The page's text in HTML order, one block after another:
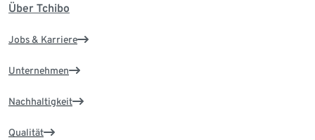
Über Tchibo
Jobs & Karriere
Unternehmen
Nachhaltigkeit
Qualität